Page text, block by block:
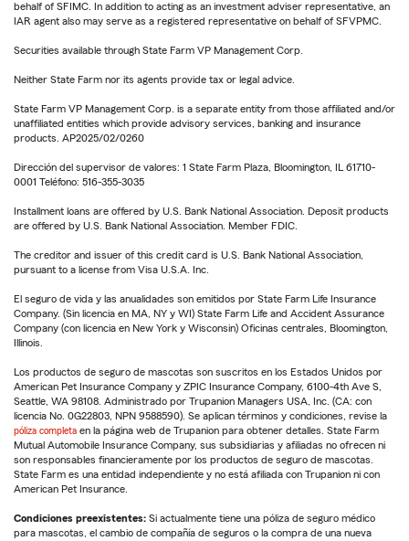
behalf of SFIMC. In addition to acting as an investment adviser representative, an
IAR agent also may serve as a registered representative on behalf of SFVPMC.
Securities available through State Farm VP Management Corp.
Neither State Farm nor its agents provide tax or legal advice.
State Farm VP Management Corp. is a separate entity from those affiliated and/or
unaffiliated entities which provide advisory services, banking and insurance
products. AP2025/02/0260
Dirección del supervisor de valores: 1 State Farm Plaza, Bloomington, IL 61710-
0001 Teléfono: 516-355-3035
Installment loans are offered by U.S. Bank National Association. Deposit products
are offered by U.S. Bank National Association. Member FDIC.
The creditor and issuer of this credit card is U.S. Bank National Association,
pursuant to a license from Visa U.S.A. Inc.
El seguro de vida y las anualidades son emitidos por State Farm Life Insurance
Company. (Sin licencia en MA, NY y WI) State Farm Life and Accident Assurance
Company (con licencia en New York y Wisconsin) Oficinas centrales, Bloomington,
Illinois.
Los productos de seguro de mascotas son suscritos en los Estados Unidos por
American Pet Insurance Company y ZPIC Insurance Company, 6100-4th Ave S,
Seattle, WA 98108. Administrado por Trupanion Managers USA, Inc. (CA: con
licencia No. 0G22803, NPN 9588590). Se aplican términos y condiciones, revise la
póliza completa en la página web de Trupanion para obtener detalles. State Farm
Mutual Automobile Insurance Company, sus subsidiarias y afiliadas no ofrecen ni
son responsables financieramente por los productos de seguro de mascotas.
State Farm es una entidad independiente y no está afiliada con Trupanion ni con
American Pet Insurance.
Condiciones preexistentes: Si actualmente tiene una póliza de seguro médico
para mascotas, el cambio de compañía de seguros o la compra de una nueva